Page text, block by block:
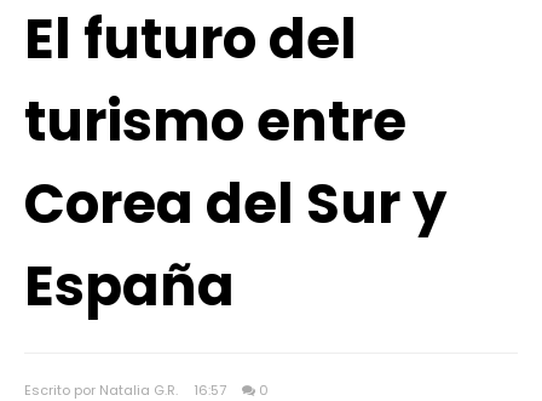
El futuro del
turismo entre
Corea del Sur y
España
Escrito por Natalia G.R. 16:57 0